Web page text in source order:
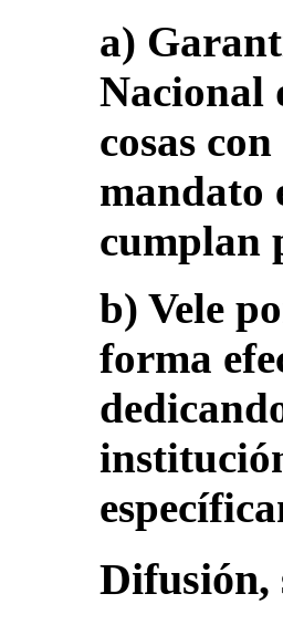
a)
Nacional
cosas
mandato
cumplan
b) Vele
forma
Difusión,